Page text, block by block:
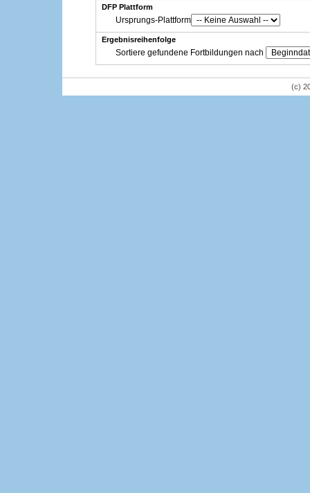
DFP Plattform
Ursprungs-Plattform
Ergebnisreihenfolge
Sortiere gefundene Fortbildungen nach
(c)